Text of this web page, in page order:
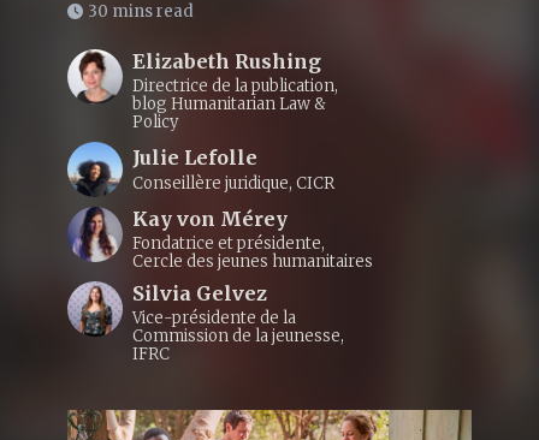
30 mins read
Elizabeth Rushing
Directrice de la publication,
blog Humanitarian Law &
Policy
Julie Lefolle
Conseillère juridique, CICR
Kay von Mérey
Fondatrice et présidente,
Cercle des jeunes humanitaires
Silvia Gelvez
Vice-présidente de la
Commission de la jeunesse,
IFRC